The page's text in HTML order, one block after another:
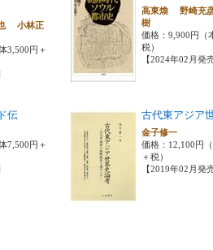
小林正
3,500円＋
高東煥 野崎充
樹
価格：9,900円（
税）
【2024年02月発売
伝
7,500円＋
古代東アジア
金子修一
価格：12,100円
＋税）
【2019年02月発売